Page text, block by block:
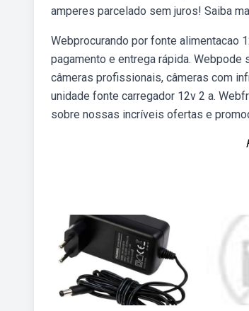
amperes parcelado sem juros! Saiba
Webprocurando por fonte alimentacao
pagamento e entrega rápida. Webpode
câmeras profissionais, câmeras com
unidade fonte carregador 12v 2 a.
sobre nossas incríveis ofertas e